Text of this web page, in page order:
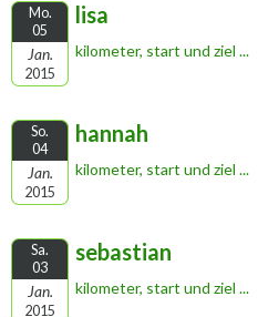
Mo.
05
Jan.
2015
lisa
kilometer, start und ziel ...
So.
04
Jan.
2015
hannah
kilometer, start und ziel ...
Sa.
03
Jan.
2015
sebastian
kilometer, start und ziel ...